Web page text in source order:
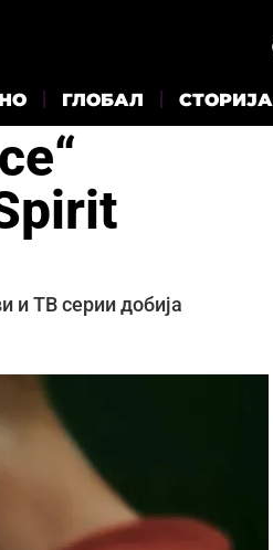
ГЛОБАЛ СТОРИЈА
и ТВ серии добија